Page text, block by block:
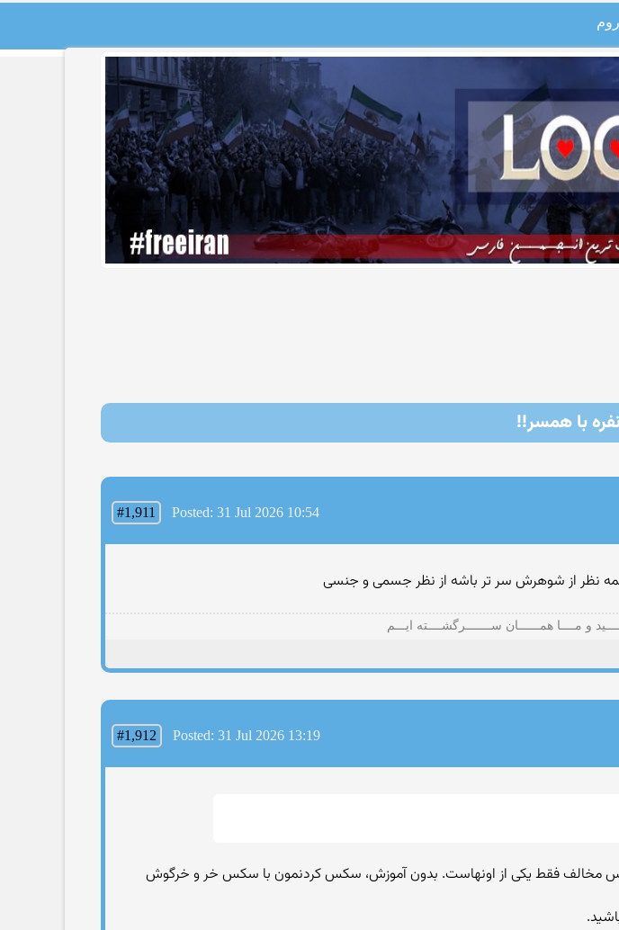
با همسر!!
#1,911 Posted: 31 Jul 2026 10:54
نظر از شوهرش سر تر باشه از نظر جسمی و جنسی
و مــــا همــــــان ســـــــرگشــــته ایـــم
#1,912 Posted: 31 Jul 2026 13:19
جنس مخالف فقط یکی از اونهاست. بدون آموزش، سکس کردنمون با سکس خر و خرگوش